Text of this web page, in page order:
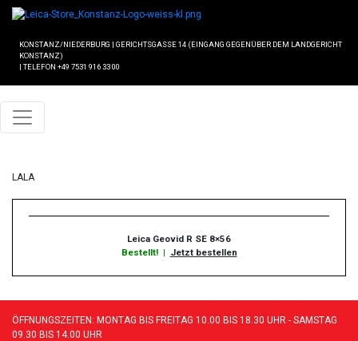
KONSTANZ/NIEDERBURG | GERICHTSGASSE 14 (EINGANG GEGENÜBER DEM LANDGERICHT
KONSTANZ)
| TELEFON +49 7531 916 33 00
LALA
Leica Geovid R SE 8×56
Bestellt! | Jetzt bestellen
ÖFFNUNGSZEITEN: MONTAG BIS FREITAG 10.00 BIS 18.30 UHR - SAMSTAG
09.30 BIS 14.00 UHR